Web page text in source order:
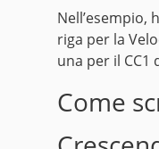
Nell’esempio,
riga per la
una per il CC1
Come